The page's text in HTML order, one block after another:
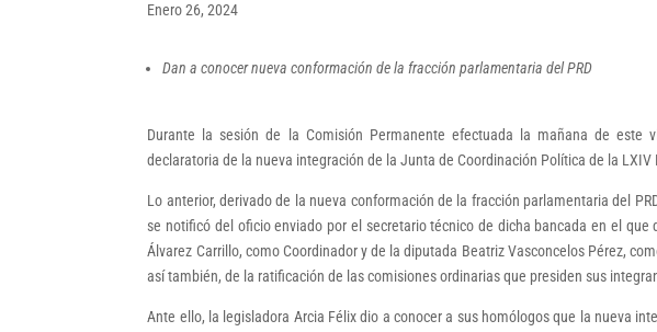
Enero 26, 2024
Dan a conocer nueva conformación de la fracción parlamentaria del PRD
Durante la sesión de la Comisión Permanente efectuada la mañana de este
declaratoria de la nueva integración de la Junta de Coordinación Política de la
Lo anterior, derivado de la nueva conformación de la fracción parlamentaria del
se notificó del oficio enviado por el secretario técnico de dicha bancada en el
Álvarez Carrillo, como Coordinador y de la diputada Beatriz Vasconcelos Pérez,
así también, de la ratificación de las comisiones ordinarias que presiden sus
Ante ello, la legisladora Arcia Félix dio a conocer a sus homólogos que la nueva